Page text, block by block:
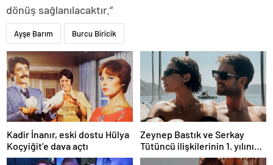
dönüş sağlanılacaktır.”
Ayşe Barım Burcu Biricik
Kadir İnanır, eski dostu Hülya
Koçyiğit’e dava açtı
Zeynep Bastık ve Serkay
Tütüncü ilişkilerinin 1. yılını
kutladı